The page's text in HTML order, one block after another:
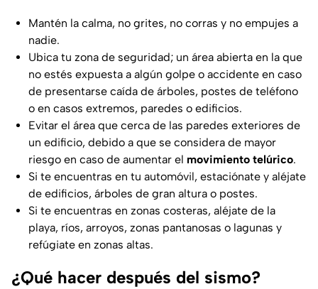
Mantén la calma, no grites, no corras y no empujes a
nadie.
Ubica tu zona de seguridad; un área abierta en la que
no estés expuesta a algún golpe o accidente en caso
de presentarse caída de árboles, postes de teléfono
o en casos extremos, paredes o edificios.
Evitar el área que cerca de las paredes exteriores de
un edificio, debido a que se considera de mayor
riesgo en caso de aumentar el movimiento telúrico.
Si te encuentras en tu automóvil, estaciónate y aléjate
de edificios, árboles de gran altura o postes.
Si te encuentras en zonas costeras, aléjate de la
playa, ríos, arroyos, zonas pantanosas o lagunas y
refúgiate en zonas altas.
¿Qué hacer después del sismo?